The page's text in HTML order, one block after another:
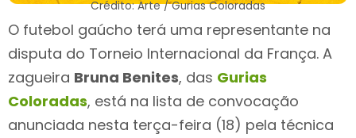
Crédito: Arte / Gurias Coloradas
O futebol gaúcho terá uma representante na
disputa do Torneio Internacional da França. A
zagueira Bruna Benites, das Gurias
Coloradas, está na lista de convocação
anunciada nesta terça-feira (18) pela técnica